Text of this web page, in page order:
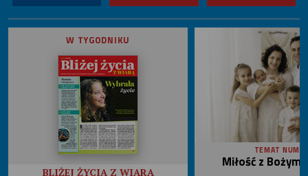
W TYGODNIKU
BLIŻEJ ŻYCIA Z WIARĄ
TEMAT
Miłość z